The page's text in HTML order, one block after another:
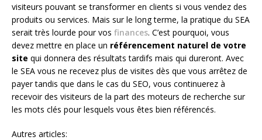
visiteurs pouvant se transformer en clients si vous vendez des
produits ou services. Mais sur le long terme, la pratique du SEA
serait très lourde pour vos finances. C’est pourquoi, vous
devez mettre en place un référencement naturel de votre
site qui donnera des résultats tardifs mais qui dureront. Avec
le SEA vous ne recevez plus de visites dès que vous arrêtez de
payer tandis que dans le cas du SEO, vous continuerez à
recevoir des visiteurs de la part des moteurs de recherche sur
les mots clés pour lesquels vous êtes bien référencés.
Autres articles: